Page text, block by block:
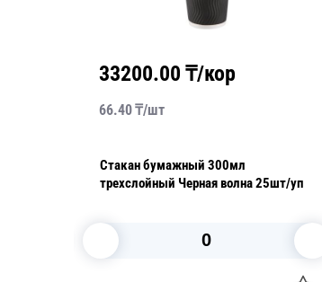
20650.00₸/кор
41.30
Стакан бумажный 350мл
двухслойный рифленый крафт 25